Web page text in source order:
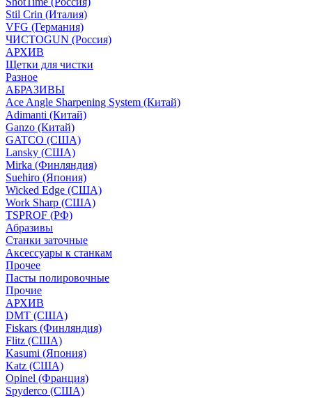
Stil Crin (Италия)
VFG (Германия)
ЧИСТОGUN (Россия)
АРХИВ
Щетки для чистки
Разное
АБРАЗИВЫ
Ace Angle Sharpening System (Китай)
Adimanti (Китай)
Ganzo (Китай)
GATCO (США)
Lansky (США)
Mirka (Финляндия)
Suehiro (Япония)
Wicked Edge (США)
Work Sharp (США)
TSPROF (РФ)
Абразивы
Станки заточные
Аксессуары к станкам
Прочее
Пасты полировочные
Прочие
АРХИВ
DMT (США)
Fiskars (Финляндия)
Flitz (США)
Kasumi (Япония)
Katz (США)
Opinel (Франция)
Spyderco (США)